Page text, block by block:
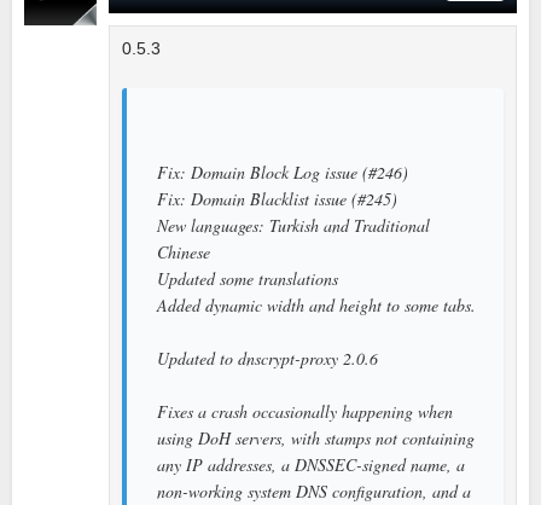
0.5.3
Fix: Domain Block Log issue (#246)
Fix: Domain Blacklist issue (#245)
New languages: Turkish and Traditional
Chinese
Updated some translations
Added dynamic width and height to some tabs.
Updated to dnscrypt-proxy 2.0.6
Fixes a crash occasionally happening when
using DoH servers, with stamps not containing
any IP addresses, a DNSSEC-signed name, a
non-working system DNS configuration, and a